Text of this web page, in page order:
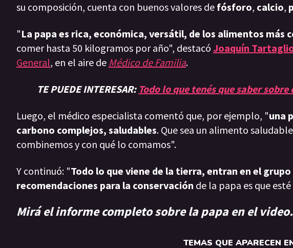
su composición, cuenta con buenos valores de fósforo, calcio,
"La papa es rica, económica, versátil, de los alimentos más
comer hasta 50 kilogramos por año", destacó Joaquín
General, en el aire de Médico de Familia.
TE PUEDE INTERESAR: Todo lo que tenés que saber
Luego, el médico especialista comentó que, por ejemplo, "una
carbono complejos, saludables. Que sea un alimento
combinemos y con qué lo comamos".
Y continuó: "Todo lo que viene de la tierra, entran en el
recomendaciones para la conservación de la papa es que
Mirá el informe completo sobre la papa en el video.
TEMAS QUE APARECEN